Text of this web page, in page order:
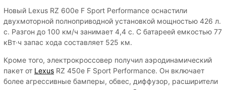
Новый Lexus RZ 600e F Sport Performance оснастили
двухмоторной полноприводной установкой мощностью 426 л.
с. Разгон до 100 км/ч занимает 4,4 с. С батареей емкостью 77
кВт∙ч запас хода составляет 525 км.
Кроме того, электрокроссовер получил аэродинамический
пакет от Lexus RZ 450e F Sport Performance. Он включает
более агрессивные бамперы, обвес, диффузор, расширители